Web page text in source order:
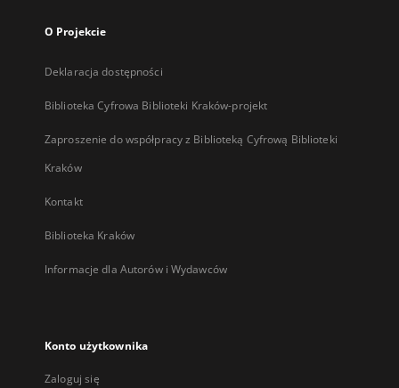
O Projekcie
Deklaracja dostępności
Biblioteka Cyfrowa Biblioteki Kraków-projekt
Zaproszenie do współpracy z Biblioteką Cyfrową Biblioteki
Kraków
Kontakt
Biblioteka Kraków
Informacje dla Autorów i Wydawców
Konto użytkownika
Zaloguj się